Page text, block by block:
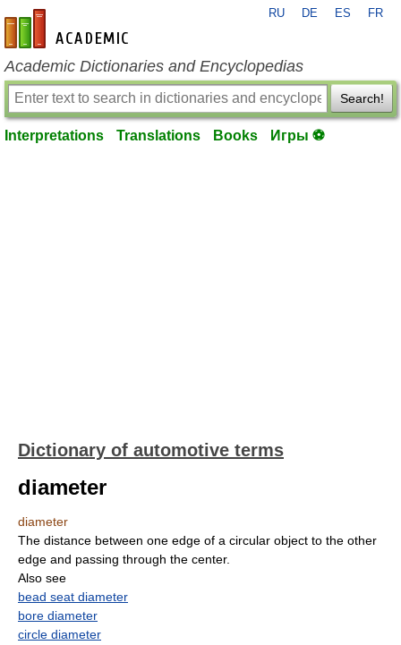
en-academic.com
RU DE ES FR
Academic Dictionaries and Encyclopedias
Search!
Interpretations Translations Books Игры ⚽
Dictionary of automotive terms
diameter
diameter
The distance between one edge of a circular object to the other
edge and passing through the center.
Also see
bead seat diameter
bore diameter
circle diameter